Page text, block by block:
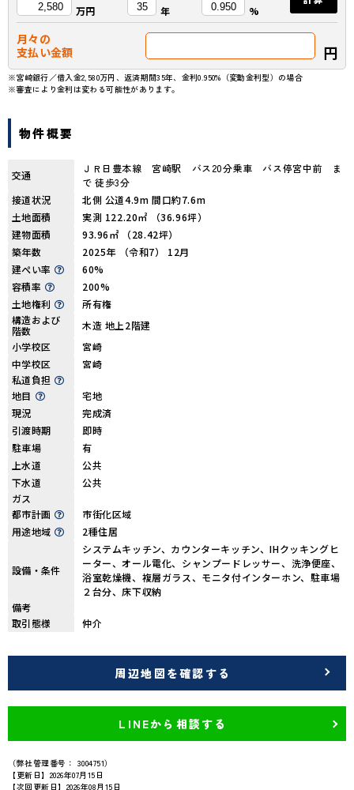
万円 年 %
月々の
支払い金額
円
※宮崎銀行／借入金2,580万円、返済期間35年、金利0.950%（変動金利型）の場合
※審査により金利は変わる可能性があります。
物件概要
交通
ＪＲ日豊本線 宮崎駅 バス20分乗車 バス停宮中前 ま
で 徒歩3分
接道状況
北側 公道4.9m 間口約7.6m
土地面積
実測 122.20㎡ （36.96坪）
建物面積
93.96㎡ （28.42坪）
築年数
2025年 （令和7） 12月
建ぺい率
60%
容積率
200%
土地権利
所有権
構造および
階数
木造 地上2階建
小学校区
宮崎
中学校区
宮崎
私道負担
地目
宅地
現況
完成済
引渡時期
即時
駐車場
有
上水道
公共
下水道
公共
ガス
都市計画
市街化区域
用途地域
2種住居
設備・条件
システムキッチン、カウンターキッチン、IHクッキングヒ
ーター、オール電化、シャンプードレッサー、洗浄便座、
浴室乾燥機、複層ガラス、モニタ付インターホン、駐車場
２台分、床下収納
備考
取引態様
仲介
周辺地図を確認する
LINEから相談する
（弊社管理番号： 3004751）
【更新日】2026年07月15日
【次回更新日】2026年08月15日